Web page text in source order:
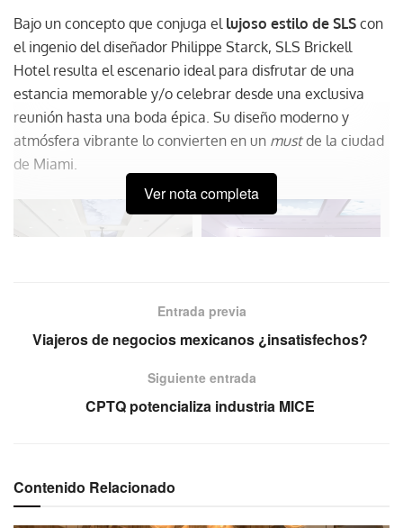
Bajo un concepto que conjuga el lujoso estilo de SLS con
el ingenio del diseñador Philippe Starck, SLS Brickell
Hotel resulta el escenario ideal para disfrutar de una
estancia memorable y/o celebrar desde una exclusiva
reunión hasta una boda épica. Su diseño moderno y
atmósfera vibrante lo convierten en un mustde la ciudad
de Miami.
categorías diferentes. Cada una, decorada de manera
única, cuenta con:
Ver nota completa
Entrada previa
Viajeros de negocios mexicanos ¿insatisfechos?
Siguiente entrada
CPTQ potencializa industria MICE
Contenido Relacionado